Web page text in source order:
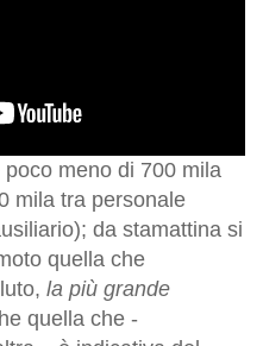
meno di 700 mila
mila tra personale
da stamattina si
quella che
la più grande
quella che -